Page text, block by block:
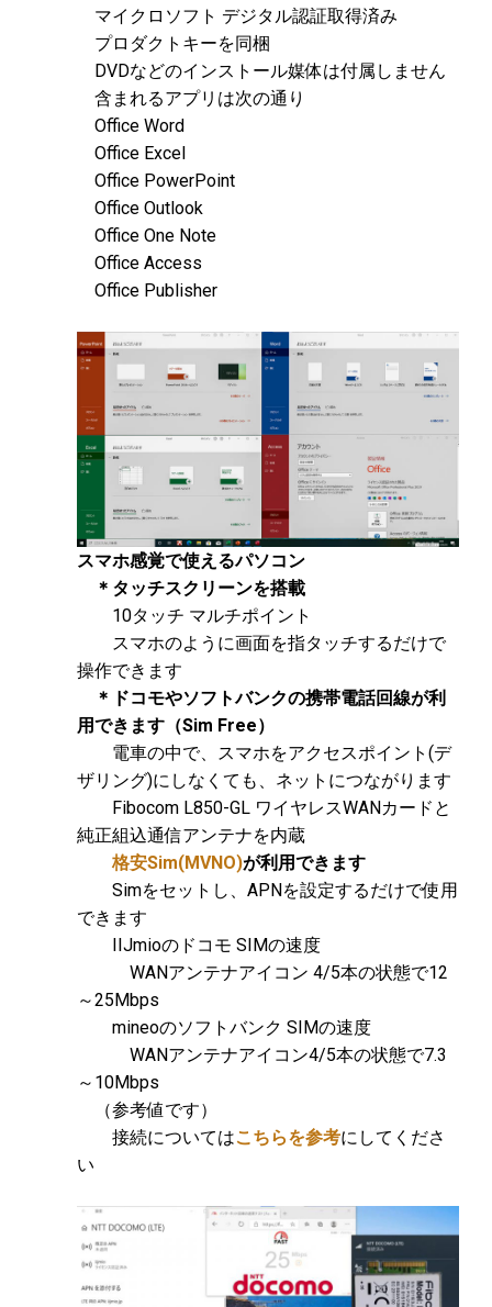
マイクロソフト デジタル認証取得済み
プロダクトキーを同梱
DVDなどのインストール媒体は付属しません
含まれるアプリは次の通り
Office Word
Office Excel
Office PowerPoint
Office Outlook
Office One Note
Office Access
Office Publisher
スマホ感覚で使えるパソコン
＊タッチスクリーンを搭載
10タッチ マルチポイント
スマホのように画面を指タッチするだけで
操作できます
＊ドコモやソフトバンクの携帯電話回線が利
用できます（Sim Free）
電車の中で、スマホをアクセスポイント(デ
ザリング)にしなくても、ネットにつながります
Fibocom L850-GL ワイヤレスWANカードと
純正組込通信アンテナを内蔵
格安Sim(MVNO)が利用できます
Simをセットし、APNを設定するだけで使用
できます
IIJmioのドコモ SIMの速度
WANアンテナアイコン 4/5本の状態で12
～25Mbps
mineoのソフトバンク SIMの速度
WANアンテナアイコン4/5本の状態で7.3
～10Mbps
（参考値です）
接続についてはこちらを参考にしてくださ
い